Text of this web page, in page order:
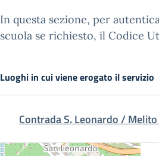
In questa sezione, per
scuola se richiesto, il Codice
Luoghi in cui viene erogato il servizio
Contrada S. Leonardo /